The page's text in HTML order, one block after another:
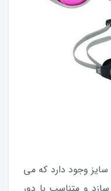
وجود دارد که می